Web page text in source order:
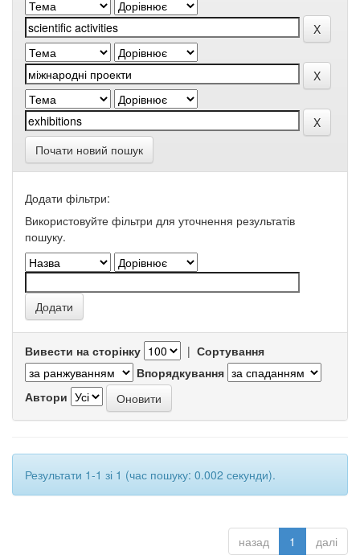
Почати новий пошук
Додати фільтри:
Використовуйте фільтри для уточнення результатів
пошуку.
Вивести на сторінку | Сортування
Впорядкування
Автори
Результати 1-1 зі 1 (час пошуку: 0.002 секунди).
назад 1 далі